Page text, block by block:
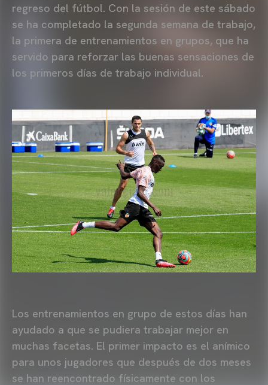
regreso del fútbol. Con la sesión de este sábado
se ha completado la segunda semana de trabajo,
la primera de entrenamientos en grupos, que ha
servido para reforzar las buenas sensaciones de
los primeros días de trabajo individual.
Los entrenamientos en grupo de estos días han
ayudado a que se pudiera trabajar mejor en
muchas facetas. El primer impacto es el anímico
para unos jugadores que después de dos meses
se han reencontrado físicamente con los